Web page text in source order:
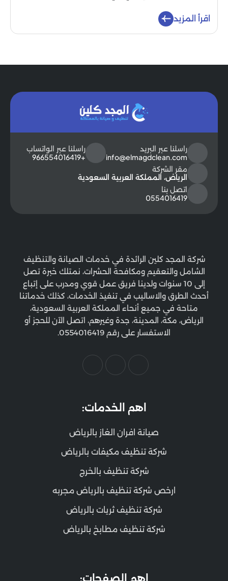
اقرأ المزيد
راسلنا عبر البريد
info@elmagdclean.com
راسلنا عبر الواتساب
+966554016419
مقر الشركة
الرياض، المملكة العربية السعودية
اتصل بنا
0554016419
شركة المجد كلين الرائدة في خدمات الصيانة والتنظيف
الشامل والتعقيم ومكافحة الحشرات، نمتلك خبرة تصل
إلى 10 سنوات ولدينا فريق عمل قوي ومدرب على إتباع
أحدث الطرق والاساليب في تنفيذ الخدمات، كذلك خدماتنا
متاحة في جميع أنحاء المملكة العربية السعودية،
الرياض، مكة، المدينة، جدة وغيرهم، اتصل الآن للحجز أو
الاستفسار على رقم 0554016419.
اهم الخدمات:
صيانة افران الغاز بالرياض
شركة تنظيف مكيفات بالرياض
شركة تنظيف بالخرج
ارخص شركة تنظيف بالرياض مجربه
شركة تنظيف ثريات بالرياض
شركة تنظيف مطابخ بالرياض
اهم الصفحات: